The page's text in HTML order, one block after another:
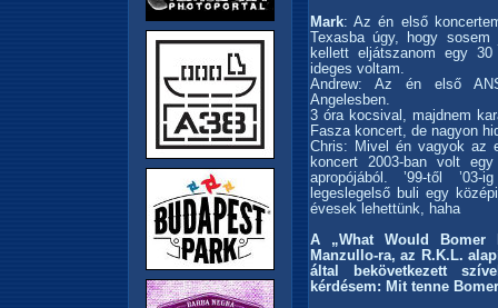
Mark: Az én első
Texasba úgy, hogy
kellett eljátszanom egy
ideges voltam.
Andrew: Az én első
Angelesben.
3 óra kocsival, majdnem
Fasza koncert, de nagyon
Chris: Mivel én vagyok az
koncert 2003-ban volt
apropójából. ’99-től
legeslegelső buli egy
évesek lehettünk, haha
A „What Would Bomer
Manzullo-ra, az R.K.L.
által bekövetkezett
kérdésem: Mit tenne